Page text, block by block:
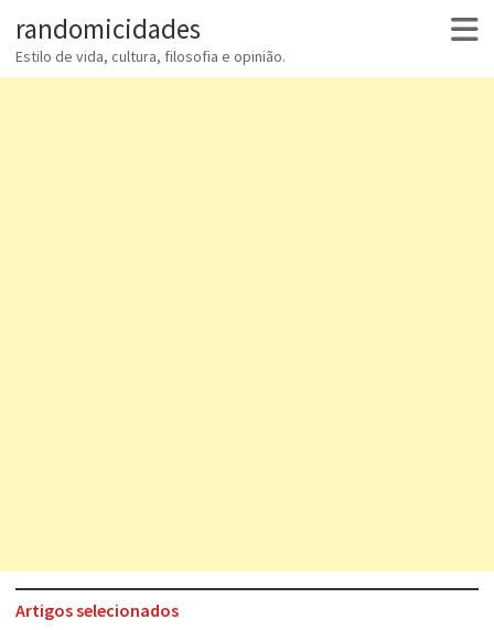
randomicidades
Estilo de vida, cultura, filosofia e opinião.
Artigos selecionados